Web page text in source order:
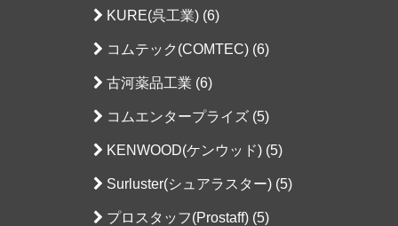
KURE(呉工業) (6)
コムテック(COMTEC) (6)
古河薬品工業 (6)
コムエンタープライズ (5)
KENWOOD(ケンウッド) (5)
Surluster(シュアラスター) (5)
プロスタッフ(Prostaff) (5)